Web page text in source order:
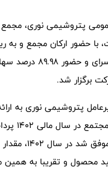
پتروشیمی نوری،
با حضور ارکان مجمع و ‌به
مرتضی رحیمیان سرای
برگزار شد.
پتروشیمی نوری به
تن تولید محصول و تقریبا به